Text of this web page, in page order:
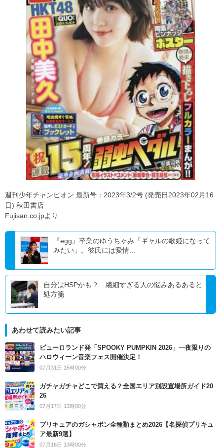
週刊少年チャンピオン 最新号：2023年3/2号 (発売日2023年02月16
日) 秋田書店
Fujisan.co.jpより
『egg』卒業のゆうちゃみ「ギャルの歌姫になって
みたい」。彼氏には愛情...
自分はHSPかも？ 繊細すぎる人の悩みあるあると
処方箋
あわせて読みたい記事
ピューロランド発「SPOOKY PUMPKIN 2026」一夜限りの
ハロウィーン音楽フェス開催決定！
07月31日 15時00分
ガチャガチャどこで買える？全国エリア別設置場所ガイド20
26
07月17日 13時00分
プリキュアのガシャポン全種類まとめ2026【名探偵プリキュ
ア最新9選】
07月16日 13時00分